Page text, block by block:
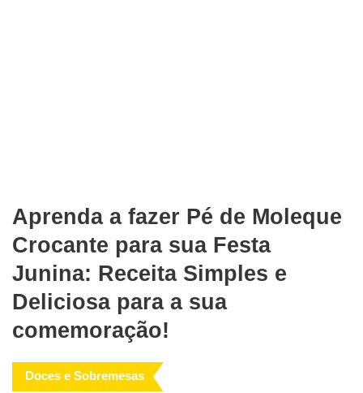
Aprenda a fazer Pé de Moleque
Crocante para sua Festa
Junina: Receita Simples e
Deliciosa para a sua
comemoração!
Doces e Sobremesas